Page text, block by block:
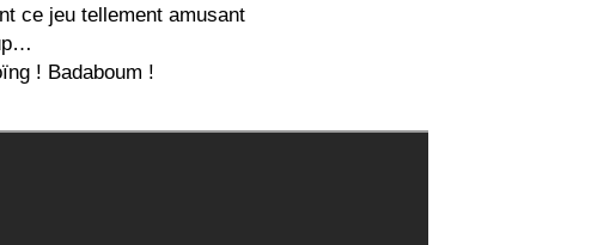
ce jeu tellement amusant
! Badaboum !